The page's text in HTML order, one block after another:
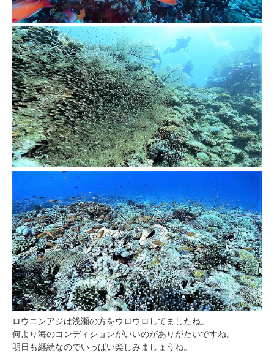
ロウニンアジは浅瀬の方をウロウロしてましたね。
何より海のコンディションがいいのがありがたいですね。
明日も継続なのでいっぱい楽しみましょうね。